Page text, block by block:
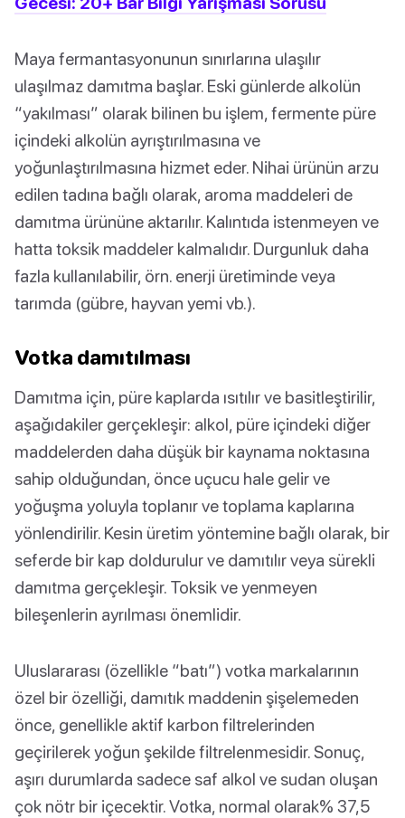
Maya fermantasyonunun sınırlarına ulaşılır
ulaşılmaz damıtma başlar. Eski günlerde alkolün
“yakılması” olarak bilinen bu işlem, fermente püre
içindeki alkolün ayrıştırılmasına ve
yoğunlaştırılmasına hizmet eder. Nihai ürünün arzu
edilen tadına bağlı olarak, aroma maddeleri de
damıtma ürününe aktarılır. Kalıntıda istenmeyen ve
hatta toksik maddeler kalmalıdır. Durgunluk daha
fazla kullanılabilir, örn. enerji üretiminde veya
tarımda (gübre, hayvan yemi vb.).
Votka damıtılması
Damıtma için, püre kaplarda ısıtılır ve basitleştirilir,
aşağıdakiler gerçekleşir: alkol, püre içindeki diğer
maddelerden daha düşük bir kaynama noktasına
sahip olduğundan, önce uçucu hale gelir ve
yoğuşma yoluyla toplanır ve toplama kaplarına
yönlendirilir. Kesin üretim yöntemine bağlı olarak, bir
seferde bir kap doldurulur ve damıtılır veya sürekli
damıtma gerçekleşir. Toksik ve yenmeyen
bileşenlerin ayrılması önemlidir.
Uluslararası (özellikle “batı”) votka markalarının
özel bir özelliği, damıtık maddenin şişelemeden
önce, genellikle aktif karbon filtrelerinden
geçirilerek yoğun şekilde filtrelenmesidir. Sonuç,
aşırı durumlarda sadece saf alkol ve sudan oluşan
çok nötr bir içecektir. Votka, normal olarak% 37,5